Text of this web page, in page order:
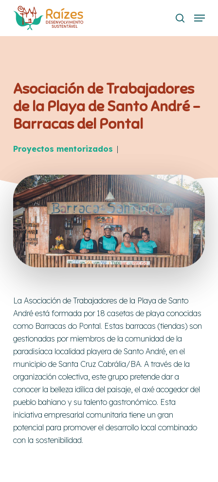
buscar
Menu
Asociación de Trabajadores
de la Playa de Santo André –
Barracas del Pontal
Proyectos mentorizados |
La Asociación de Trabajadores de la Playa de Santo
André está formada por 18 casetas de playa conocidas
como Barracas do Pontal. Estas barracas (tiendas) son
gestionadas por miembros de la comunidad de la
paradisíaca localidad playera de Santo André, en el
municipio de Santa Cruz Cabrália/BA. A través de la
organización colectiva, este grupo pretende dar a
conocer la belleza idílica del paisaje, el axé acogedor del
pueblo bahiano y su talento gastronómico. Esta
iniciativa empresarial comunitaria tiene un gran
potencial para promover el desarrollo local combinado
con la sostenibilidad.